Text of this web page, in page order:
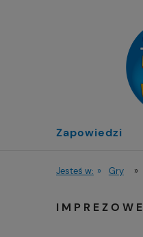
Zapowiedzi
Jesteś w: » Gry »
IMPREZOWE